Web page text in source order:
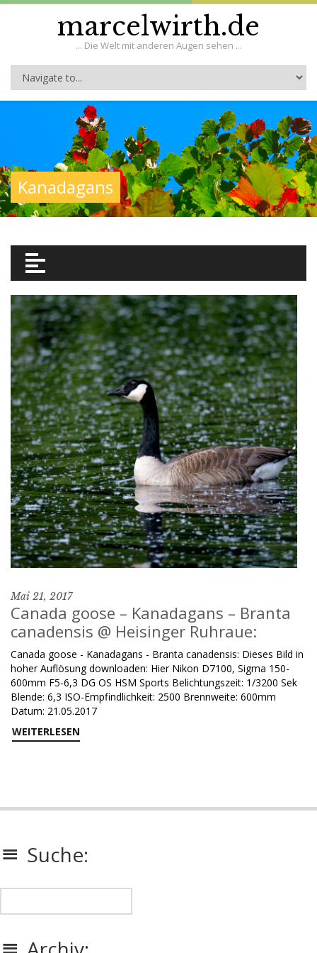
marcelwirth.de
... Die Welt mit anderen Augen sehen ...
Kanadagans
Mai 21, 2017
Canada goose – Kanadagans – Branta
canadensis @ Heisinger Ruhraue:
Canada goose - Kanadagans - Branta canadensis: Dieses Bild in
hoher Auflösung downloaden: Hier Nikon D7100, Sigma 150-
600mm F5-6,3 DG OS HSM Sports Belichtungszeit: 1/3200 Sek
Blende: 6,3 ISO-Empfindlichkeit: 2500 Brennweite: 600mm
Datum: 21.05.2017
WEITERLESEN
Suche: